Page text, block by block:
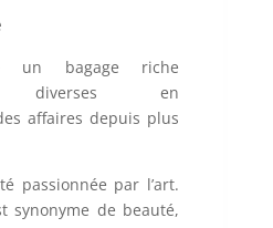
un bagage riche
diverses en
affaires depuis plus
passionnée par l’art.
synonyme de beauté,